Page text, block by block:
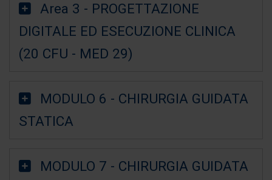
Area 3 - PROGETTAZIONE
DIGITALE ED ESECUZIONE CLINICA
(20 CFU - MED 29)
MODULO 6 - CHIRURGIA GUIDATA
STATICA
MODULO 7 - CHIRURGIA GUIDATA